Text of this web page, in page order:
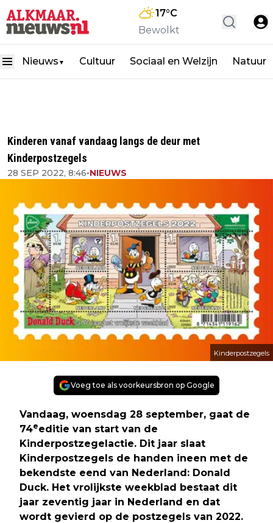
17°C
Bewolkt
Nieuws ▼ Cultuur Sociaal en Welzijn Natuur
Kinderen vanaf vandaag langs de deur met
Kinderpostzegels
28 SEP 2022, 8:46•NIEUWS
Kinderpostzegels
Voeg toe als voorkeursbron op Google
Vandaag, woensdag 28 september, gaat de
74eeditie van start van de
Kinderpostzegelactie. Dit jaar slaat
Kinderpostzegels de handen ineen met de
bekendste eend van Nederland: Donald
Duck. Het vrolijkste weekblad bestaat dit
jaar zeventig jaar in Nederland en dat
wordt gevierd op de postzegels van 2022.